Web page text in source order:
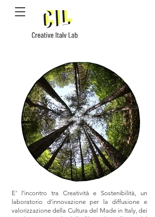
E’ l’incontro tra Creatività e Sostenibilità, un
laboratorio d’innovazione per la diffusione e
valorizzazione della Cultura del Made in Italy, dei